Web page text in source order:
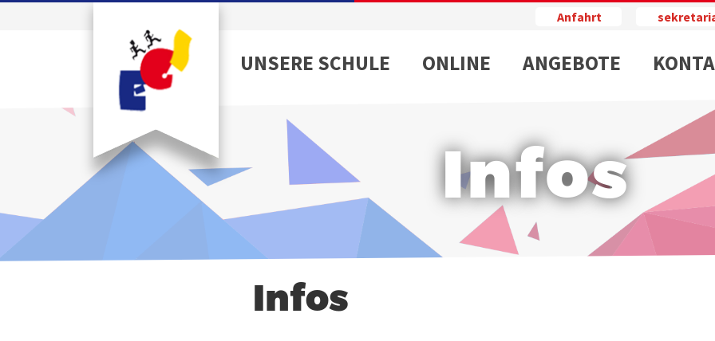
Anfahrt
UNSERE SCHULE ONLINE ANGEBOTE
Infos
Infos